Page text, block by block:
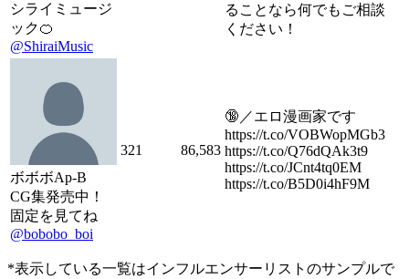
シライミュージ
ック🍊
@ShiraiMusic
ることなら何でもご相談
ください！
ボボボAp-B
CG集発売中！
固定を見てね
@bobobo_boi
321 86,583
🔞／エロ漫画家です
https://t.co/VOBWopMGb3
https://t.co/Q76dQAk3t9
https://t.co/JCnt4tq0EM
https://t.co/B5D0i4hF9M
*表示している一覧はインフルエンサーリストのサンプルで